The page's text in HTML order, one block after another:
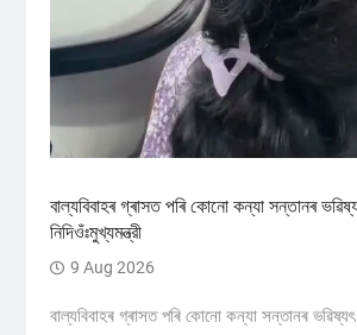
বাল্যবিবাহৰ গ্ৰাসত পৰি কোনো কন্যা সন্তানৰ
নিদিওঁঃমুখ্যমন্ত্রী
9 Aug 2026
বাল্যবিবাহৰ গ্ৰাসত পৰি কোনো কন্যা সন্তানৰ